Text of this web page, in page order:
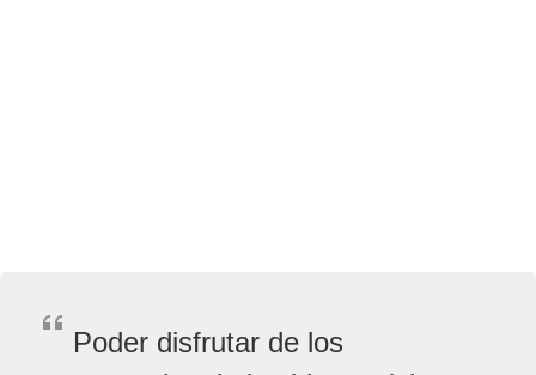
Poder disfrutar de los